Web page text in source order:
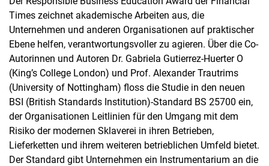
Times zeichnet akademische Arbeiten aus, die
Unternehmen und anderen Organisationen auf praktischer
Ebene helfen, verantwortungsvoller zu agieren. Über die Co-
Autorinnen und Autoren Dr. Gabriela Gutierrez-Huerter O
(King’s College London) und Prof. Alexander Trautrims
(University of Nottingham) floss die Studie in den neuen
BSI (British Standards Institution)-Standard BS 25700 ein,
der Organisationen Leitlinien für den Umgang mit dem
Risiko der modernen Sklaverei in ihren Betrieben,
Lieferketten und ihrem weiteren betrieblichen Umfeld bietet.
Der Standard gibt Unternehmen ein Instrumentarium an die